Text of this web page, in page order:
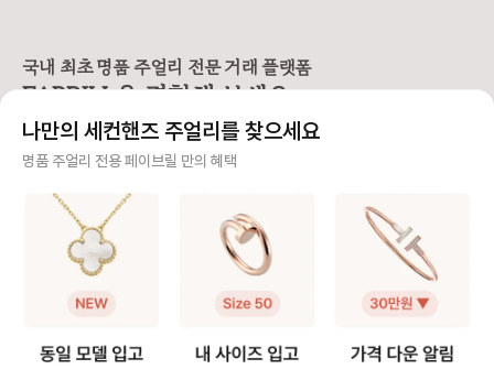
만원이 발생됩니다. ❷ 반지 리사이
징 디자인에 따라 제한이 있으며, 대
품의 경우) 6개월 이내에는 1회 무
료, 이후에는 약 31만원이 발생됩니
다. ❸ 귀걸이 조정 귀침을 제거하거
제거하는 경우는 무료지만, 추가하거
나 납땜이 필요한 경우에는 10만원
이 부과됩니다. [광택 & 클리닝] ❶
폴리싱 스크래치를 제거하고 원래의
광택을 되살리는 작업으로 비용은 약
화이트 골드 제품의 경우에는 로듐
발생될 수 있습니다. (추가 비용은 제
품 상태에 따라 달라지기 때문에 실
알아두면 추후 사용에도 큰 도움이
됩니다. “보증은 몇 년일까? 오버홀
시계 AS 관련 궁금한 점들 쉽게 정리
2년 10월 이후 구매한 모든 샤넬 워
제공돼요. A/S 접수 시에는 시계 실
물과 신분증을 지참하면 가능하며,
꼭 구매자 본인이 아니어도 접수할
수 있다는 점 참고하세요. [점검 서비
스] ❶오버홀 (전체 점검) 무브먼트
재조립하고, 방수 점검 및 가스켓 교
용은 기계식(오토매틱) 88만 원, 쿼
츠 56만 원이며 5년 주기로 권장돼
0% 여성으로 이루어
문적으로 지원하고 있어요
친구처럼, 주얼리 잘
처럼 이용자분들과
릴" 다운받고 회원 가
어요! 궁금하신 점은
"페이브릴"을 검색하
국내 최초 명품 주얼리 전문 거래 플랫폼
FABRILL을 경험해 보세요.
사기 걱정 없는 안전 결제
니면 반환해 드려요.
주얼리 전문 이중 검수
주얼리 검수에 특화된 페이브릴 검수팀과 전문 감정사가 컨디션 및 정품 여부를 철저하고 꼼꼼하
게 확인해요.
주얼리 전문 지식을 토대로 사이즈, 가격대 등 주얼리를 거래하며 궁금할 수 있는 내용에 대한 밀
나만의 세컨핸즈 주얼리를 찾으세요
명품 주얼리 전용 페이브릴 만의 혜택